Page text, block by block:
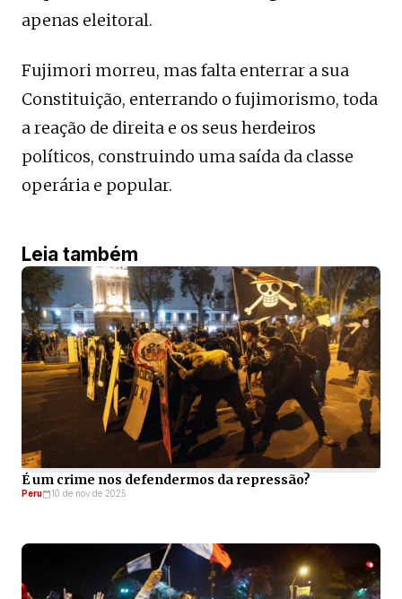
apenas eleitoral.
Fujimori morreu, mas falta enterrar a sua
Constituição, enterrando o fujimorismo, toda
a reação de direita e os seus herdeiros
políticos, construindo uma saída da classe
operária e popular.
Leia também
É um crime nos defendermos da repressão?
Peru 10 de nov de 2025